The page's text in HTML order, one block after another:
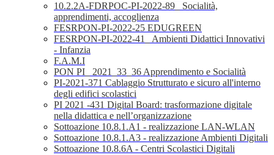
10.2.2A-FDRPOC-PI-2022-89_ Socialità,
apprendimenti, accoglienza
FESRPON-PI-2022-25 EDUGREEN
FESRPON-PI-2022-41_ Ambienti Didattici Innovativi
- Infanzia
F.A.M.I
PON PI_ 2021_33_36 Apprendimento e Socialità
PI-2021-371 Cablaggio Strutturato e sicuro all'interno
degli edifici scolastici
PI 2021 -431 Digital Board: trasformazione digitale
nella didattica e nell’organizzazione
Sottoazione 10.8.1.A1 - realizzazione LAN-WLAN
Sottoazione 10.8.1.A3 - realizzazione Ambienti Digitali
Sottoazione 10.8.6A - Centri Scolastici Digitali